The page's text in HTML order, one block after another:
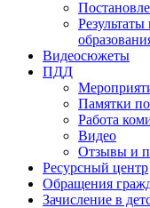
Видеосюжеты
ПДД
Памятки
Работа
Видео
Отзывы и
Ресурсный центр
Обращения
Зачисление в